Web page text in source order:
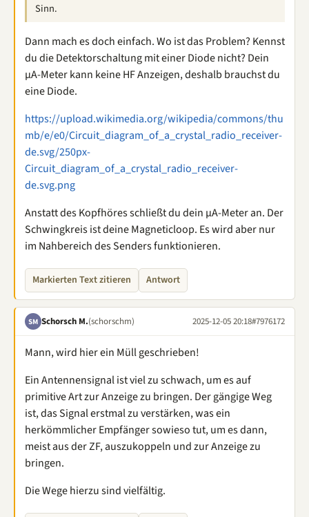
Sinn.
Dann mach es doch einfach. Wo ist das Problem? Kennst
du die Detektorschaltung mit einer Diode nicht? Dein
µA-Meter kann keine HF Anzeigen, deshalb brauchst du
eine Diode.
https://upload.wikimedia.org/wikipedia/commons/thu
mb/e/e0/Circuit_diagram_of_a_crystal_radio_receiver-
de.svg/250px-
Circuit_diagram_of_a_crystal_radio_receiver-
de.svg.png
Anstatt des Kopfhöres schließt du dein µA-Meter an. Der
Schwingkreis ist deine Magneticloop. Es wird aber nur
im Nahbereich des Senders funktionieren.
Markierten Text zitieren Antwort
SM Schorsch M.(schorschm) 2025-12-05 20:18#7976172
Mann, wird hier ein Müll geschrieben!
Ein Antennensignal ist viel zu schwach, um es auf
primitive Art zur Anzeige zu bringen. Der gängige Weg
ist, das Signal erstmal zu verstärken, was ein
herkömmlicher Empfänger sowieso tut, um es dann,
meist aus der ZF, auszukoppeln und zur Anzeige zu
bringen.
Die Wege hierzu sind vielfältig.